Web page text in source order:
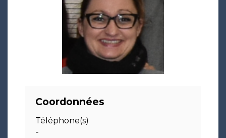
Coordonnées
Téléphone(s)
-